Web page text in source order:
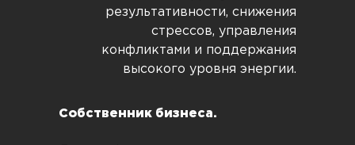
результативности, снижения
стрессов, управления
конфликтами и поддержания
высокого уровня энергии.
Собственник бизнеса.